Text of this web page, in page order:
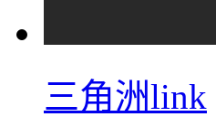
三角洲link